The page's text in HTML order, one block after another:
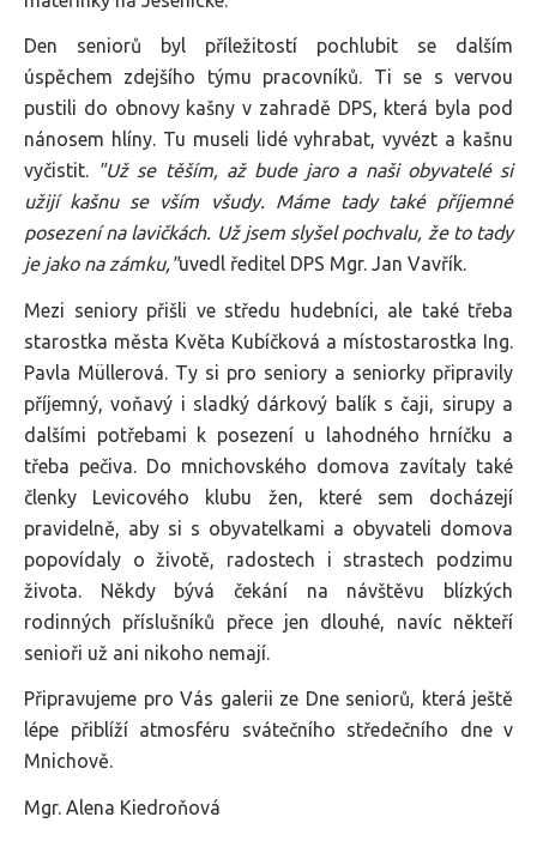
Den seniorů byl příležitostí pochlubit se dalším
úspěchem zdejšího týmu pracovníků. Ti se s vervou
pustili do obnovy kašny v zahradě DPS, která byla pod
nánosem hlíny. Tu museli lidé vyhrabat, vyvézt a kašnu
vyčistit. "Už se těším, až bude jaro a naši obyvatelé si
užijí kašnu se vším všudy. Máme tady také příjemné
posezení na lavičkách. Už jsem slyšel pochvalu, že to tady
je jako na zámku,"uvedl ředitel DPS Mgr. Jan Vavřík.
Mezi seniory přišli ve středu hudebníci, ale také třeba
starostka města Květa Kubíčková a místostarostka Ing.
Pavla Müllerová. Ty si pro seniory a seniorky připravily
příjemný, voňavý i sladký dárkový balík s čaji, sirupy a
dalšími potřebami k posezení u lahodného hrníčku a
třeba pečiva. Do mnichovského domova zavítaly také
členky Levicového klubu žen, které sem docházejí
pravidelně, aby si s obyvatelkami a obyvateli domova
popovídaly o životě, radostech i strastech podzimu
života. Někdy bývá čekání na návštěvu blízkých
rodinných příslušníků přece jen dlouhé, navíc někteří
senioři už ani nikoho nemají.
Připravujeme pro Vás galerii ze Dne seniorů, která ještě
lépe přiblíží atmosféru svátečního středečního dne v
Mnichově.
Mgr. Alena Kiedroňová